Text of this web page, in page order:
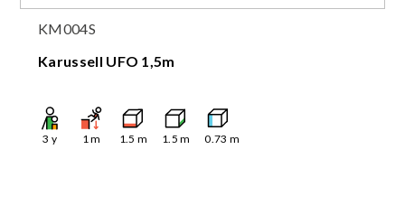
KM004S
Karussell UFO 1,5m
3 y 1m 1.5 m 1.5 m 0.73 m